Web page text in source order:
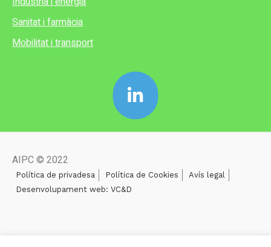
Sanitat i farmàcia
Mobilitat i transport
AIPC © 2022
Política de privadesa Política de Cookies
Avís legal
Desenvolupament web: VC&D